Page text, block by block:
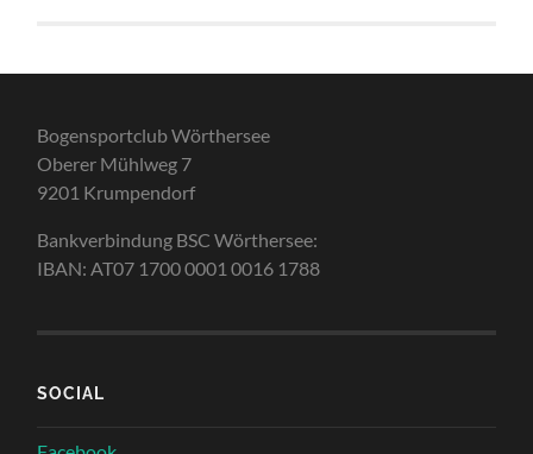
Bogensportclub Wörthersee
Oberer Mühlweg 7
9201 Krumpendorf
Bankverbindung BSC Wörthersee:
IBAN: AT07 1700 0001 0016 1788
SOCIAL